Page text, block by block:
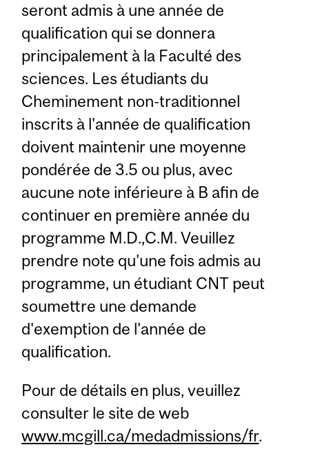
seront admis à une année de
qualification qui se donnera
principalement à la Faculté des
sciences. Les étudiants du
Cheminement non-traditionnel
inscrits à l'année de qualification
doivent maintenir une moyenne
pondérée de 3.5 ou plus, avec
aucune note inférieure à B afin de
continuer en première année du
programme M.D.,C.M. Veuillez
prendre note qu'une fois admis au
programme, un étudiant CNT peut
soumettre une demande
d'exemption de l'année de
qualification.
Pour de détails en plus, veuillez
consulter le site de web
www.mcgill.ca/medadmissions/fr.